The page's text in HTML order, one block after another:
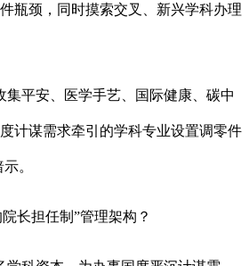
瓶颈，同时摸索交叉、新兴学科办理
平安、医学手艺、国际健康、碳中
计谋需求牵引的学科专业设置调零件
。
长担任制”管理架构？